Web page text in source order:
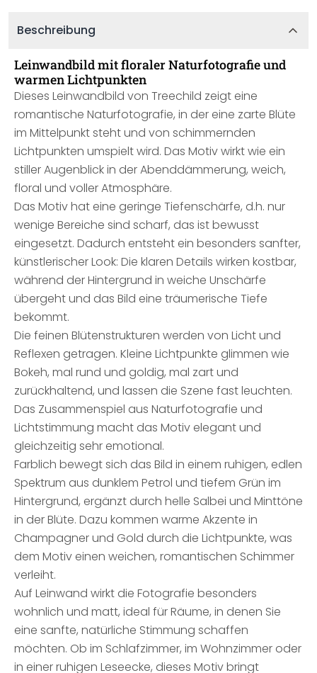
Beschreibung
Leinwandbild mit floraler Naturfotografie und
warmen Lichtpunkten
Dieses Leinwandbild von Treechild zeigt eine
romantische Naturfotografie, in der eine zarte Blüte
im Mittelpunkt steht und von schimmernden
Lichtpunkten umspielt wird. Das Motiv wirkt wie ein
stiller Augenblick in der Abenddämmerung, weich,
floral und voller Atmosphäre.
Das Motiv hat eine geringe Tiefenschärfe, d.h. nur
wenige Bereiche sind scharf, das ist bewusst
eingesetzt. Dadurch entsteht ein besonders sanfter,
künstlerischer Look: Die klaren Details wirken kostbar,
während der Hintergrund in weiche Unschärfe
übergeht und das Bild eine träumerische Tiefe
bekommt.
Die feinen Blütenstrukturen werden von Licht und
Reflexen getragen. Kleine Lichtpunkte glimmen wie
Bokeh, mal rund und goldig, mal zart und
zurückhaltend, und lassen die Szene fast leuchten.
Das Zusammenspiel aus Naturfotografie und
Lichtstimmung macht das Motiv elegant und
gleichzeitig sehr emotional.
Farblich bewegt sich das Bild in einem ruhigen, edlen
Spektrum aus dunklem Petrol und tiefem Grün im
Hintergrund, ergänzt durch helle Salbei und Minttöne
in der Blüte. Dazu kommen warme Akzente in
Champagner und Gold durch die Lichtpunkte, was
dem Motiv einen weichen, romantischen Schimmer
verleiht.
Auf Leinwand wirkt die Fotografie besonders
wohnlich und matt, ideal für Räume, in denen Sie
eine sanfte, natürliche Stimmung schaffen
möchten. Ob im Schlafzimmer, im Wohnzimmer oder
in einer ruhigen Leseecke, dieses Motiv bringt